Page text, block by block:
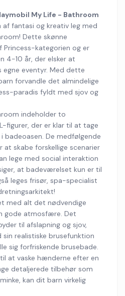
My Life - Bathroom
af fantasi og kreativ leg med
Dette skønne
kategorien og er
4-10 år, der elsker at
egne eventyr. Med dette
forvandle det almindelige
paradis fyldt med sjov og
indeholder to
figurer, der er klar til at tage
badeoasen. De medfølgende
at skabe forskellige scenarier
lege med social interaktion
at badeværelset kun er til
leges frisør, spa-specialist
med alt det nødvendige
gode atmosfære. Det
til afslapning og sjov,
realistiske brusefunktion
sig forfriskende brusebade.
at vaske hænderne efter en
detaljerede tilbehør som
kan dit barn virkelig